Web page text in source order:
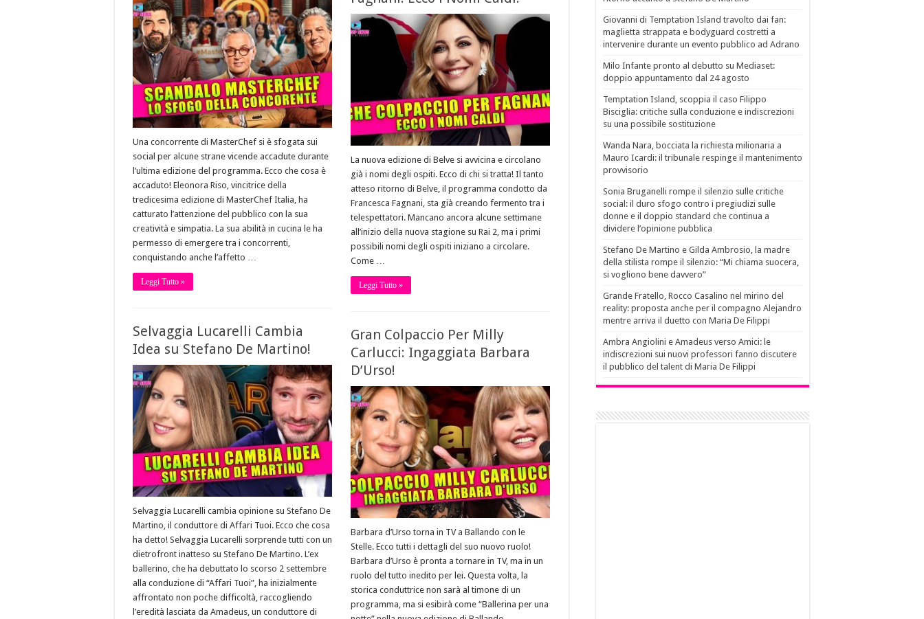
Una concorrente di MasterChef si è sfogata sui
social per alcune strane vicende accadute durante
l’ultima edizione del programma. Ecco che cosa è
accaduto! Eleonora Riso, vincitrice della
tredicesima edizione di MasterChef Italia, ha
catturato l’attenzione del pubblico con la sua
creatività e simpatia. La sua abilità in cucina le ha
permesso di emergere tra i concorrenti,
conquistando anche l’affetto …
Leggi Tutto »
La nuova edizione di Belve si avvicina e circolano
già i nomi degli ospiti. Ecco di chi si tratta! Il tanto
atteso ritorno di Belve, il programma condotto da
Francesca Fagnani, sta già creando fermento tra i
telespettatori. Mancano ancora alcune settimane
all’inizio della nuova stagione su Rai 2, ma i primi
possibili nomi degli ospiti iniziano a circolare.
Come …
Leggi Tutto »
Selvaggia Lucarelli Cambia
Idea su Stefano De Martino!
Selvaggia Lucarelli cambia opinione su Stefano De
Martino, il conduttore di Affari Tuoi. Ecco che cosa
ha detto! Selvaggia Lucarelli sorprende tutti con un
dietrofront inatteso su Stefano De Martino. L’ex
ballerino, che ha debuttato lo scorso 2 settembre
alla conduzione di “Affari Tuoi”, ha inizialmente
affrontato non poche difficoltà, raccogliendo
l’eredità lasciata da Amadeus, un conduttore di
Gran Colpaccio Per Milly
Carlucci: Ingaggiata Barbara
D’Urso!
Barbara d’Urso torna in TV a Ballando con le
Stelle. Ecco tutti i dettagli del suo nuovo ruolo!
Barbara d’Urso è pronta a tornare in TV, ma in un
ruolo del tutto inedito per lei. Questa volta, la
storica conduttrice non sarà al timone di un
programma, ma si esibirà come “Ballerina per una
Giovanni di Temptation Island travolto dai fan:
maglietta strappata e bodyguard costretti a
intervenire durante un evento pubblico ad Adrano
Milo Infante pronto al debutto su Mediaset:
doppio appuntamento dal 24 agosto
Temptation Island, scoppia il caso Filippo
Bisciglia: critiche sulla conduzione e indiscrezioni
su una possibile sostituzione
Wanda Nara, bocciata la richiesta milionaria a
Mauro Icardi: il tribunale respinge il mantenimento
provvisorio
Sonia Bruganelli rompe il silenzio sulle critiche
social: il duro sfogo contro i pregiudizi sulle
donne e il doppio standard che continua a
dividere l’opinione pubblica
Stefano De Martino e Gilda Ambrosio, la madre
della stilista rompe il silenzio: “Mi chiama suocera,
si vogliono bene davvero”
Grande Fratello, Rocco Casalino nel mirino del
reality: proposta anche per il compagno Alejandro
mentre arriva il duetto con Maria De Filippi
Ambra Angiolini e Amadeus verso Amici: le
indiscrezioni sui nuovi professori fanno discutere
il pubblico del talent di Maria De Filippi